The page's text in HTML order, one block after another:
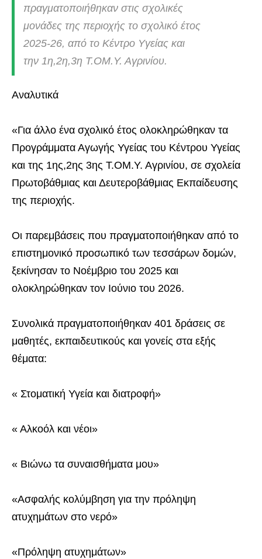
πραγματοποιήθηκαν στις σχολικές
μονάδες της περιοχής το σχολικό έτος
2025-26, από το Κέντρο Υγείας και
την 1η,2η,3η Τ.ΟΜ.Υ. Αγρινίου.
Αναλυτικά
«Για άλλο ένα σχολικό έτος ολοκληρώθηκαν τα
Προγράμματα Αγωγής Υγείας του Κέντρου Υγείας
και της 1ης,2ης 3ης Τ.ΟΜ.Υ. Αγρινίου, σε σχολεία
Πρωτοβάθμιας και Δευτεροβάθμιας Εκπαίδευσης
της περιοχής.
Οι παρεμβάσεις που πραγματοποιήθηκαν από το
επιστημονικό προσωπικό των τεσσάρων δομών,
ξεκίνησαν το Νοέμβριο του 2025 και
ολοκληρώθηκαν τον Ιούνιο του 2026.
Συνολικά πραγματοποιήθηκαν 401 δράσεις σε
μαθητές, εκπαιδευτικούς και γονείς στα εξής
θέματα:
« Στοματική Υγεία και διατροφή»
« Αλκοόλ και νέοι»
« Βιώνω τα συναισθήματα μου»
«Ασφαλής κολύμβηση για την πρόληψη
ατυχημάτων στο νερό»
«Πρόληψη ατυχημάτων»